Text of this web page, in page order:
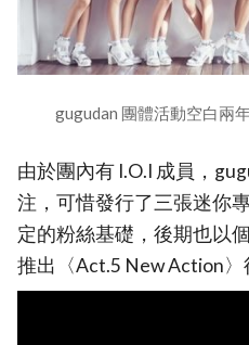
gugudan 團體活動空白
由於團內有 I.O.I 成員，
注，可惜發行了三張迷你
定的粉絲基礎，後期也以
推出〈Act.5 New Action〉